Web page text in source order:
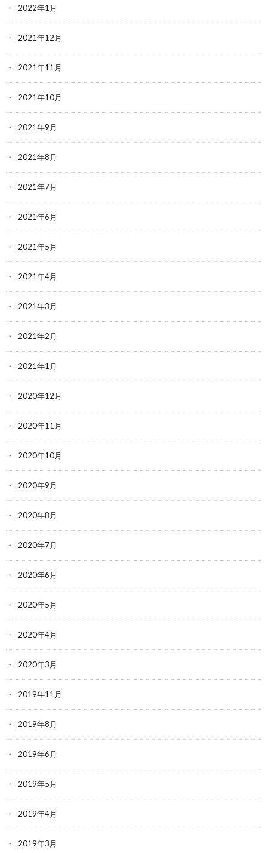
2022年1月
2021年12月
2021年11月
2021年10月
2021年9月
2021年8月
2021年7月
2021年6月
2021年5月
2021年4月
2021年3月
2021年2月
2021年1月
2020年12月
2020年11月
2020年10月
2020年9月
2020年8月
2020年7月
2020年6月
2020年5月
2020年4月
2020年3月
2019年11月
2019年8月
2019年6月
2019年5月
2019年4月
2019年3月